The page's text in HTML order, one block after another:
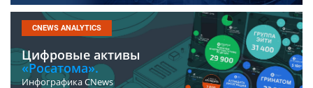
CNEWS ANALYTICS
Цифровые активы
«Росатома».
Инфографика CNews